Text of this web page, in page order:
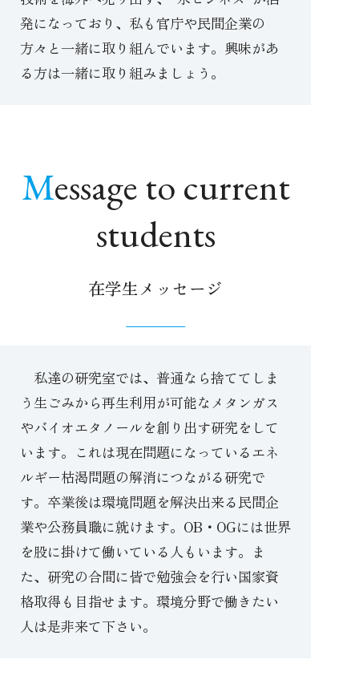
発になっており、私も官庁や民間企業の
方々と一緒に取り組んでいます。興味があ
る方は一緒に取り組みましょう。
Message to current
students
在学生メッセージ
私達の研究室では、普通なら捨ててしま
う生ごみから再生利用が可能なメタンガス
やバイオエタノールを創り出す研究をして
います。これは現在問題になっているエネ
ルギー枯渇問題の解消につながる研究で
す。卒業後は環境問題を解決出来る民間企
業や公務員職に就けます。OB・OGには世界
を股に掛けて働いている人もいます。ま
た、研究の合間に皆で勉強会を行い国家資
格取得も目指せます。環境分野で働きたい
人は是非来て下さい。